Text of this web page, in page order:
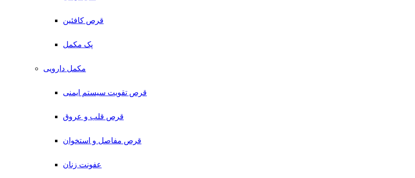
قرص کافئین
پک مکمل
مکمل دارویی
قرص تقویت سیستم ایمنی
قرص قلب و عروق
قرص مفاصل و استخوان
عفونت زنان